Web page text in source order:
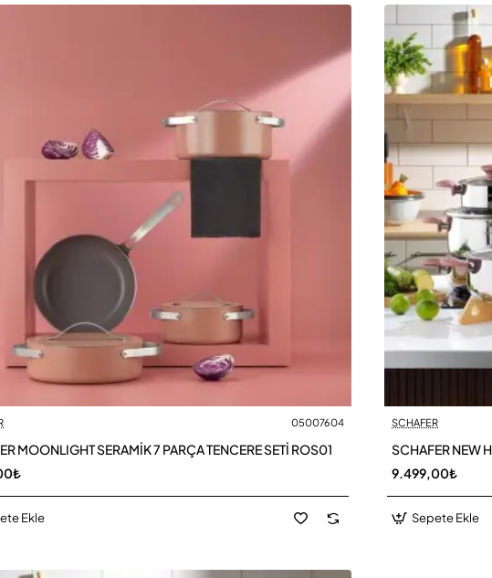
05007604
MOONLIGHT SERAMİK 7 PARÇA TENCERE SETİ ROS01
Ekle
SCHAFER
SCHAFER NEW
9.499,00₺
Sepete Ekle